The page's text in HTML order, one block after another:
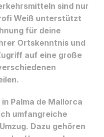
sind nur
Weiß unterstützt
für deine
Ortskenntnis und
auf eine große
Palma de Mallorca
umfangreiche
Dazu gehören